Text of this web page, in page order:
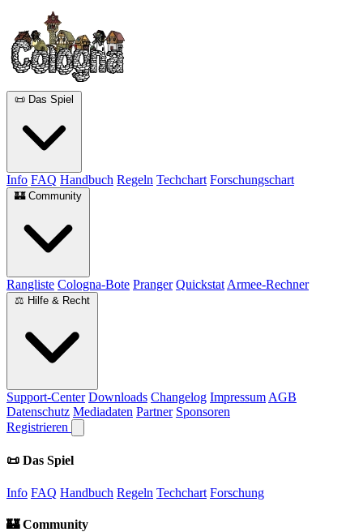
📜 Das Spiel
Info FAQ Handbuch Regeln Techchart Forschungschart
🏰 Community
Rangliste Cologna-Bote Pranger Quickstat Armee-Rechner
⚖️ Hilfe & Recht
Support-Center Downloads Changelog Impressum AGB
Datenschutz Mediadaten Partner Sponsoren
Registrieren
📜 Das Spiel
Info FAQ Handbuch Regeln Techchart Forschung
🏰 Community